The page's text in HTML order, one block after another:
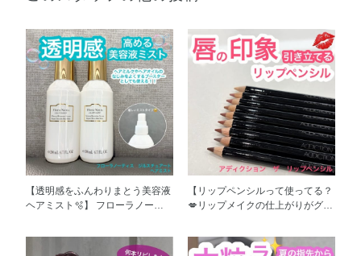
【透明感をふんわりまとう美容液
ヘアミスト🫧】 フローラノーテ
ストのご紹介です！ 傷んだ髪の
内側を補修し、やわらかな手触り
【リップペンシルって使ってる？
💋リップメイクの仕上がりがグン
リップペンシルのご紹介です！
難しそうだったり、上級者向けに